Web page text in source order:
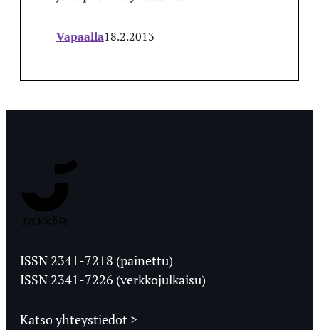
Vapaalla18.2.2013
Ylioppilaslehti
ISSN 2341-7218 (painettu)
ISSN 2341-7226 (verkkojulkaisu)
Katso yhteystiedot >